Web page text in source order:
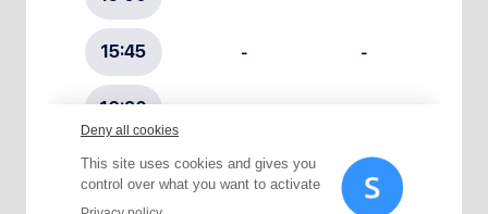
Choisissez votre abonnement :
Alertes Mail
Newsletter Culture